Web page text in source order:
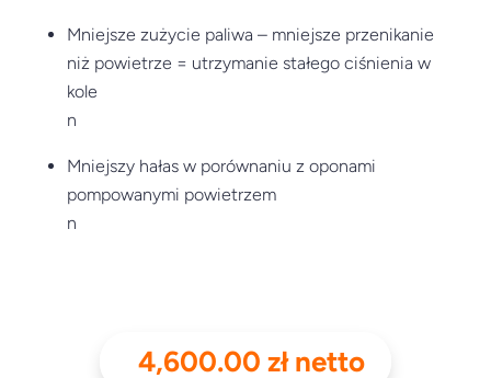
Mniejsze zużycie paliwa – mniejsze przenikanie
niż powietrze = utrzymanie stałego ciśnienia w
kole
n
Mniejszy hałas w porównaniu z oponami
pompowanymi powietrzem
n
4,600.00zł netto